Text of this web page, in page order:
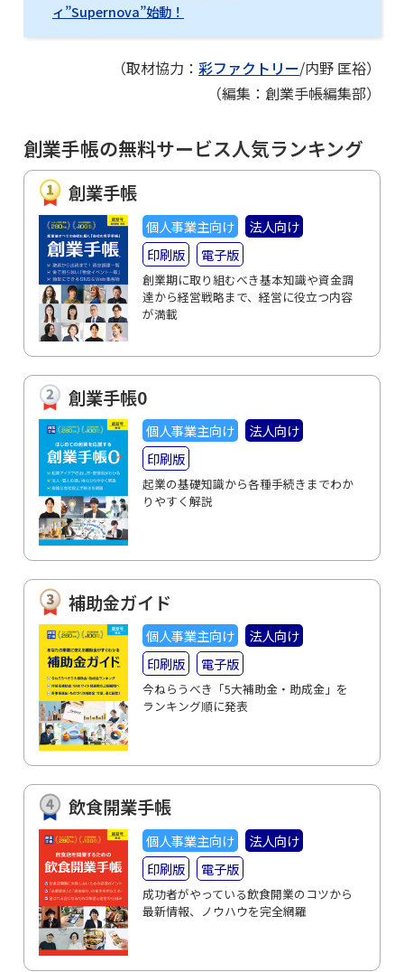
ィ”Supernova”始動！
（取材協力： 彩ファクトリー/内野 匡裕）
（編集：創業手帳編集部）
創業手帳の無料サービス人気ランキング
創業手帳
個人事業主向け
法人向け
印刷版
電子版
創業期に取り組むべき基本知識や資金調
達から経営戦略まで、経営に役立つ内容
が満載
創業手帳0
個人事業主向け
法人向け
印刷版
起業の基礎知識から各種手続きまでわか
りやすく解説
補助金ガイド
個人事業主向け
法人向け
印刷版
電子版
今ねらうべき「5大補助金・助成金」を
ランキング順に発表
飲食開業手帳
個人事業主向け
法人向け
印刷版
電子版
成功者がやっている飲食開業のコツから
最新情報、ノウハウを完全網羅